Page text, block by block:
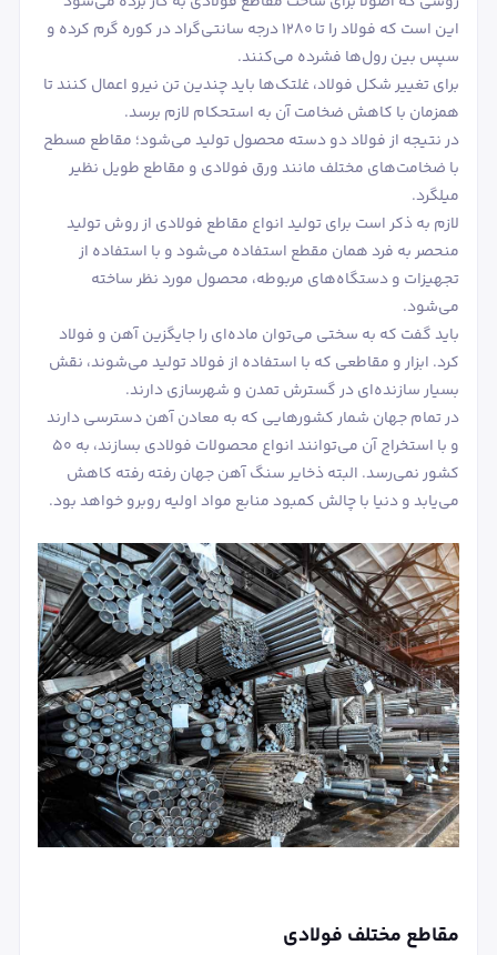
این است که فولاد را تا 1280 درجه سانتی‌گراد در کوره گرم کرده و
سپس بین رول‌ها فشرده می‌کنند.
برای تغییر شکل فولاد، غلتک‌ها باید چندین تن نیرو اعمال کنند تا
همزمان با کاهش ضخامت آن به استحکام لازم برسد.
در نتیجه از فولاد دو دسته محصول تولید می‌شود؛ مقاطع مسطح
با ضخامت‌های مختلف مانند ورق فولادی و مقاطع طویل نظیر
میلگرد.
لازم به ذکر است برای تولید انواع مقاطع فولادی از روش تولید
منحصر به فرد همان مقطع استفاده می‌شود و با استفاده از
تجهیزات و دستگاه‌های مربوطه، محصول مورد نظر ساخته
می‌شود.
باید گفت که به سختی می‌توان ماده‌ای را جایگزین آهن و فولاد
کرد. ابزار و مقاطعی که با استفاده از فولاد تولید می‌شوند، نقش
بسیار سازنده‌ای در گسترش تمدن و شهرسازی دارند.
در تمام جهان شمار کشورهایی که به معادن آهن دسترسی دارند
و با استخراج آن می‌توانند انواع محصولات فولادی بسازند، به 50
کشور نمی‌رسد. البته ذخایر سنگ آهن جهان رفته رفته کاهش
می‌یابد و دنیا با چالش کمبود منابع مواد اولیه روبرو خواهد بود.
مقاطع مختلف فولادی